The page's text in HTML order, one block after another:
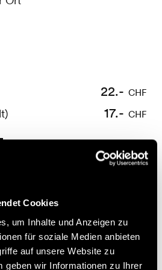
Cookies
um Inhalte und Anzeigen zu
für soziale Medien anbieten
auf unsere Website zu
geben wir Informationen zu Ihrer
22.- CHF
17.- CHF
bis am Vorabend um 16:00